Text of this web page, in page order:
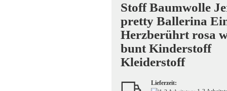
Leinen gemustert
Stoff Baumwolle
pretty Ballerina
Herzberührt rosa
bunt Kinderstoff
Kleiderstoff
Lieferzeit: